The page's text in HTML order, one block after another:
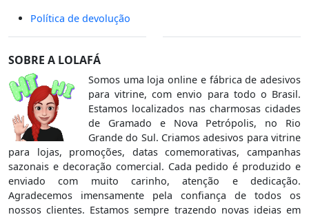
Política de devolução
SOBRE A LOLAFÁ
Somos uma loja online e fábrica de adesivos
para vitrine, com envio para todo o Brasil.
Estamos localizados nas charmosas cidades
de Gramado e Nova Petrópolis, no Rio
Grande do Sul. Criamos adesivos para vitrine
para lojas, promoções, datas comemorativas, campanhas
sazonais e decoração comercial. Cada pedido é produzido e
enviado com muito carinho, atenção e dedicação.
Agradecemos imensamente pela confiança de todos os
nossos clientes. Estamos sempre trazendo novas ideias em